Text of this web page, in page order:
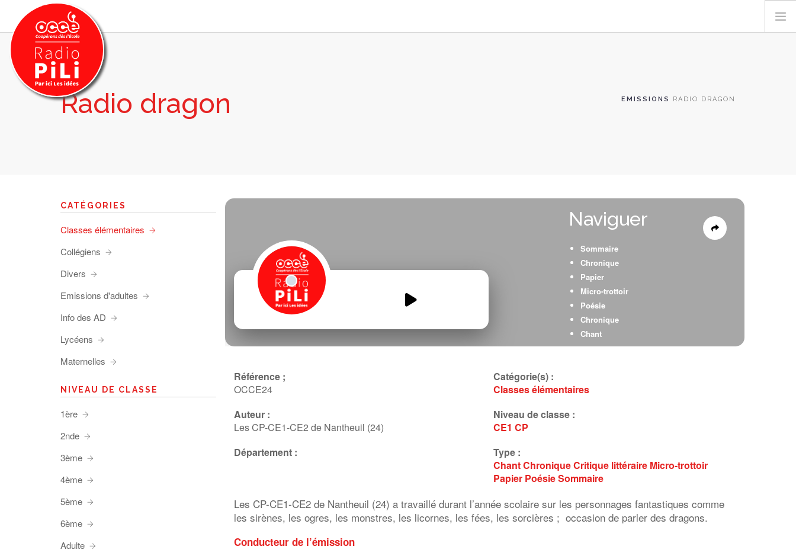
PRÉSENTATION
GRILLE DES PROGRAMMES
RECHERCHER
Radio dragon EMISSIONS RADIO DRAGON
radio-dragon.mp3
Naviguer
Sommaire
Chronique
Papier
Micro-trottoir
Poésie
Chronique
Chant
Critique littéraireRe
Référence ;
OCCE24
Auteur :
Les CP-CE1-CE2 de Nantheuil (24)
Département :
Catégorie(s) :
Classes élémentaires
Niveau de classe :
CE1 CP
Type :
ChantChroniqueCritique littéraire Micro-trottoir
Papier PoésieSommaire
Les CP-CE1-CE2 de Nantheuil (24) a travaillé durant l’année scolaire sur les personnages fantastiques comme
les sirènes, les ogres, les monstres, les licornes, les fées, les sorcières ; occasion de parler des dragons.
Conducteur de l’émission
CATÉGORIES
Classes élémentaires
Collégiens
Divers
Emissions d'adultes
Info des AD
Lycéens
Maternelles
NIVEAU DE CLASSE
1ère
2nde
3ème
4ème
5ème
6ème
Adulte